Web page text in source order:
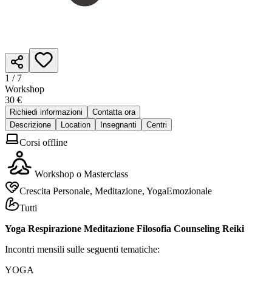
1 / 7
Workshop
30 €
Richiedi informazioni
Contatta ora
Descrizione
Location Insegnanti Centri
Corsi offline
Workshop o Masterclass
Crescita Personale, Meditazione, YogaEmozionale
Tutti
Yoga Respirazione Meditazione Filosofia Counseling Reiki
Incontri mensili sulle seguenti tematiche:
YOGA